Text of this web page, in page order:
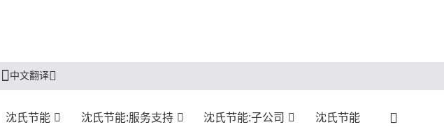
中文翻译
沈氏节能 沈氏节能:服务支持 沈氏节能:子公司 沈氏节能